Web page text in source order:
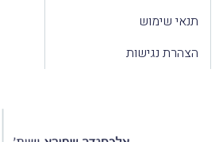
תנאי שימוש
הצהרת נגישות